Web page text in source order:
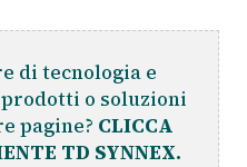
di tecnologia e
o soluzioni
pagine? CLICCA
TD SYNNEX.